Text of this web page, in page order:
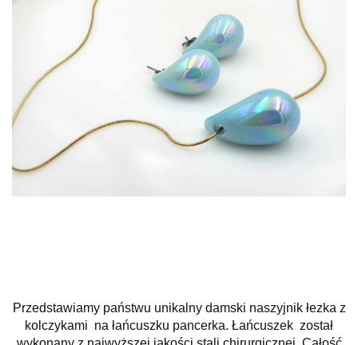
Przedstawiamy państwu unikalny damski naszyjnik łezka z
kolczykami na łańcuszku pancerka. Łańcuszek został